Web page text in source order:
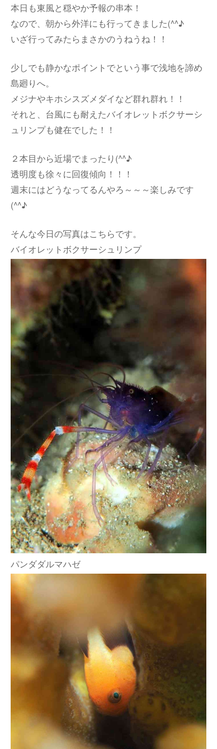
本日も東風と穏やか予報の串本！
なので、朝から外洋にも行ってきました(^^♪
いざ行ってみたらまさかのうねうね！！
少しでも静かなポイントでという事で浅地を諦め
島廻りへ。
メジナやキホシスズメダイなど群れ群れ！！
それと、台風にも耐えたバイオレットボクサーシ
ュリンプも健在でした！！
２本目から近場でまったり(^^♪
透明度も徐々に回復傾向！！！
週末にはどうなってるんやろ～～～楽しみです
(^^♪
そんな今日の写真はこちらです。
バイオレットボクサーシュリンプ
パンダダルマハゼ